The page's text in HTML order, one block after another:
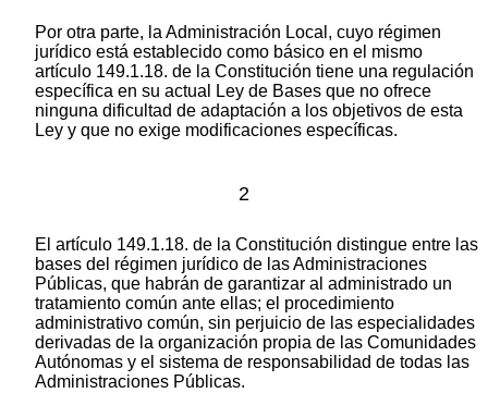
Por otra parte, la Administración Local, cuyo régimen
jurídico está establecido como básico en el mismo
artículo 149.1.18. de la Constitución tiene una regulación
específica en su actual Ley de Bases que no ofrece
ninguna dificultad de adaptación a los objetivos de esta
Ley y que no exige modificaciones específicas.
2
El artículo 149.1.18. de la Constitución distingue entre las
bases del régimen jurídico de las Administraciones
Públicas, que habrán de garantizar al administrado un
tratamiento común ante ellas; el procedimiento
administrativo común, sin perjuicio de las especialidades
derivadas de la organización propia de las Comunidades
Autónomas y el sistema de responsabilidad de todas las
Administraciones Públicas.